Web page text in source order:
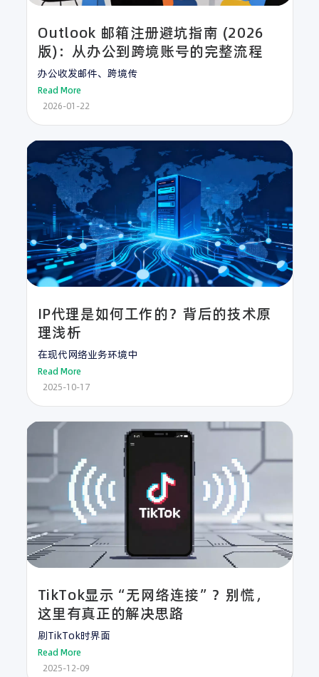
Outlook 邮箱注册避坑指南 (2026
版)：从办公到跨境账号的完整流程
办公收发邮件、跨境传
Read More
2026-01-22
IP代理是如何工作的？背后的技术原
理浅析
在现代网络业务环境中
Read More
2025-10-17
TikTok显示“无网络连接”？别慌，
这里有真正的解决思路
刷TikTok时界面
Read More
2025-12-09